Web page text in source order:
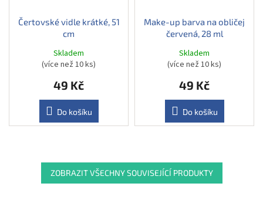
Čertovské vidle krátké, 51
cm
Skladem
(více než 10 ks)
49 Kč
Do košíku
Make-up barva na obličej
červená, 28 ml
Skladem
(více než 10 ks)
49 Kč
Do košíku
ZOBRAZIT VŠECHNY SOUVISEJÍCÍ PRODUKTY